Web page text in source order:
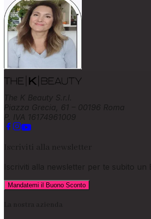
The K Beauty S.r.l.
Piazza Grecia, 61 – 00196 Roma
P. IVA 16174961009
Iscriviti alla newsletter
Iscriviti alla newsletter per te subito un
Mandatemi il Buono Sconto
La nostra azienda